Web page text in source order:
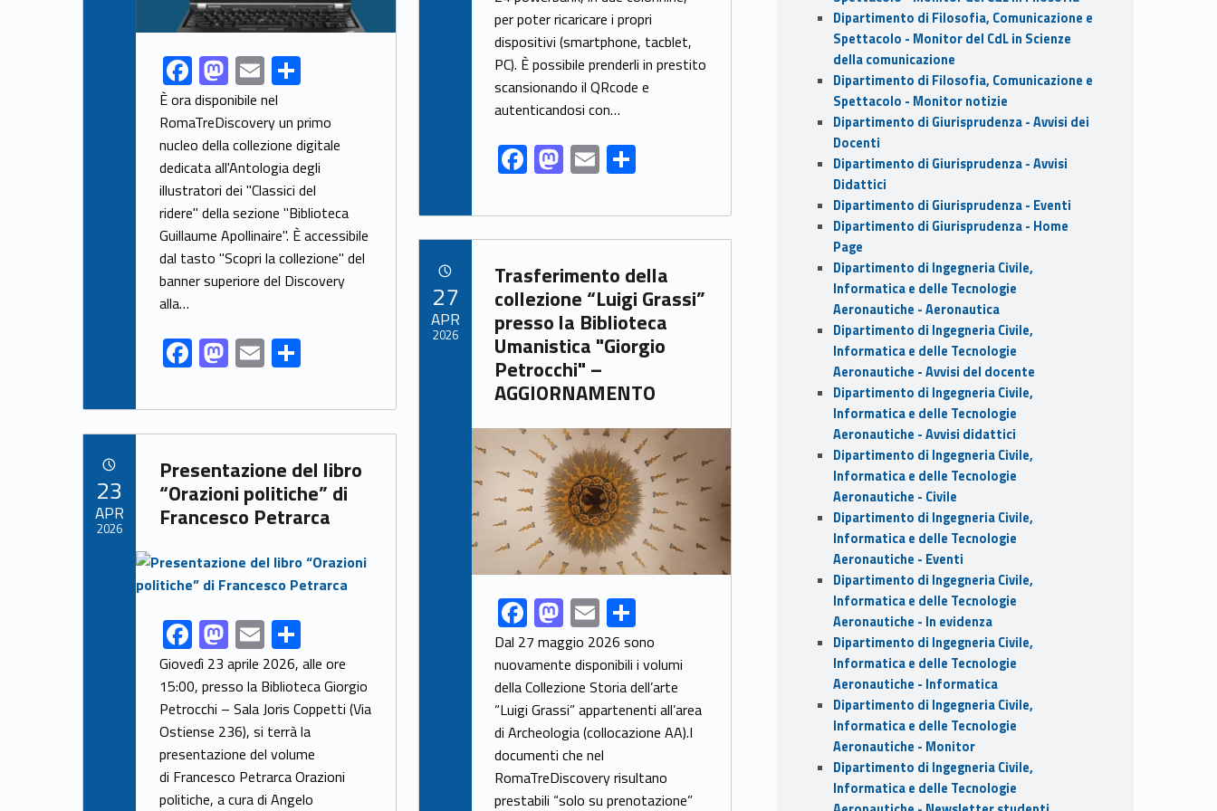
b
o
o
k
d
o
n
l e
per poter ricaricare i propri
dispositivi (smartphone, tacblet,
PC). È possibile prenderli in prestito
scansionando il QRcode e
autenticandosi con…
F
ac
e
b
o
o
k
M
as
to
d
o
n
E
m
ai
l
ar
e
Link identifier share facebook archive #share-link-archive-5568F
ac
e
b
o
o
k
M
as
to
d
o
n
E
m
ai
l
S
ar
e
È ora disponibile nel
RomaTreDiscovery un primo
nucleo della collezione digitale
dedicata all'Antologia degli
illustratori dei "Classici del
ridere" della sezione "Biblioteca
Guillaume Apollinaire". È accessibile
dal tasto "Scopri la collezione" del
banner superiore del Discovery
alla…
F
ac
e
b
o
o
k
M
as
to
d
o
n
E
m
ai
l
S
h
ar
e
Link identifier archive #link-archive-29092
Trasferimento della
collezione “Luigi Grassi”
presso la Biblioteca
Umanistica "Giorgio
Petrocchi" –
AGGIORNAMENTO
Link identifier archive #link-archive-thumb-soap-91608
Link identifier share facebook archive #share-link-archive-96049F
ac
e
b
o
o
k
M
as
to
d
o
n
E
m
ai
l
h
ar
e
Dal 27 maggio 2026 sono
nuovamente disponibili i volumi
della Collezione Storia dell’arte
“Luigi Grassi” appartenenti all’area
di Archeologia (collocazione AA).I
documenti che nel
RomaTreDiscovery risultano
prestabili “solo su prenotazione”
27
APR
2026
Link identifier archive #link-archive-12591
Presentazione del libro
“Orazioni politiche” di
Francesco Petrarca
Link identifier archive #link-archive-thumb-soap-14238
Link identifier share facebook archive #share-link-archive-98381F
ac
e
b
o
o
M
as
to
d
o
n
E
m
ai
l
S
h
ar
e
Giovedì 23 aprile 2026, alle ore
15:00, presso la Biblioteca Giorgio
Petrocchi – Sala Joris Coppetti (Via
Ostiense 236), si terrà la
presentazione del volume
di Francesco Petrarca Orazioni
politiche, a cura di Angelo
23
APR
2026
Dipartimento di Filosofia, Comunicazione e
Spettacolo - Monitor del CdL in Scienze
della comunicazione
Dipartimento di Filosofia, Comunicazione e
Spettacolo - Monitor notizie
Dipartimento di Giurisprudenza - Avvisi dei
Docenti
Dipartimento di Giurisprudenza - Avvisi
Didattici
Dipartimento di Giurisprudenza - Eventi
Dipartimento di Giurisprudenza - Home
Page
Dipartimento di Ingegneria Civile,
Informatica e delle Tecnologie
Aeronautiche - Aeronautica
Dipartimento di Ingegneria Civile,
Informatica e delle Tecnologie
Aeronautiche - Avvisi del docente
Dipartimento di Ingegneria Civile,
Informatica e delle Tecnologie
Aeronautiche - Avvisi didattici
Dipartimento di Ingegneria Civile,
Informatica e delle Tecnologie
Aeronautiche - Civile
Dipartimento di Ingegneria Civile,
Informatica e delle Tecnologie
Aeronautiche - Eventi
Dipartimento di Ingegneria Civile,
Informatica e delle Tecnologie
Aeronautiche - In evidenza
Dipartimento di Ingegneria Civile,
Informatica e delle Tecnologie
Aeronautiche - Informatica
Dipartimento di Ingegneria Civile,
Informatica e delle Tecnologie
Aeronautiche - Monitor
Dipartimento di Ingegneria Civile,
Informatica e delle Tecnologie